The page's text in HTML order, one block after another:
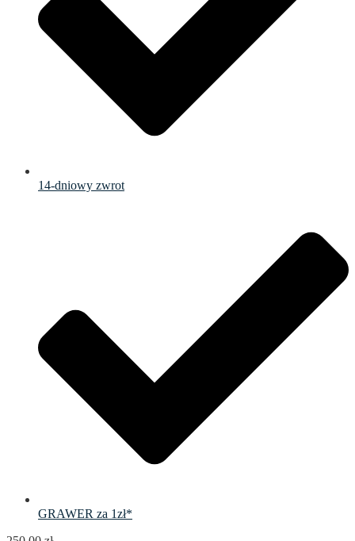
14-dniowy zwrot
GRAWER za 1zł*